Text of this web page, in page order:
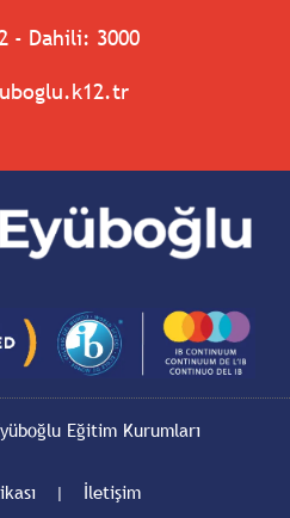
- Dahili: 3000
Eğitim Kurumları
| İletişim